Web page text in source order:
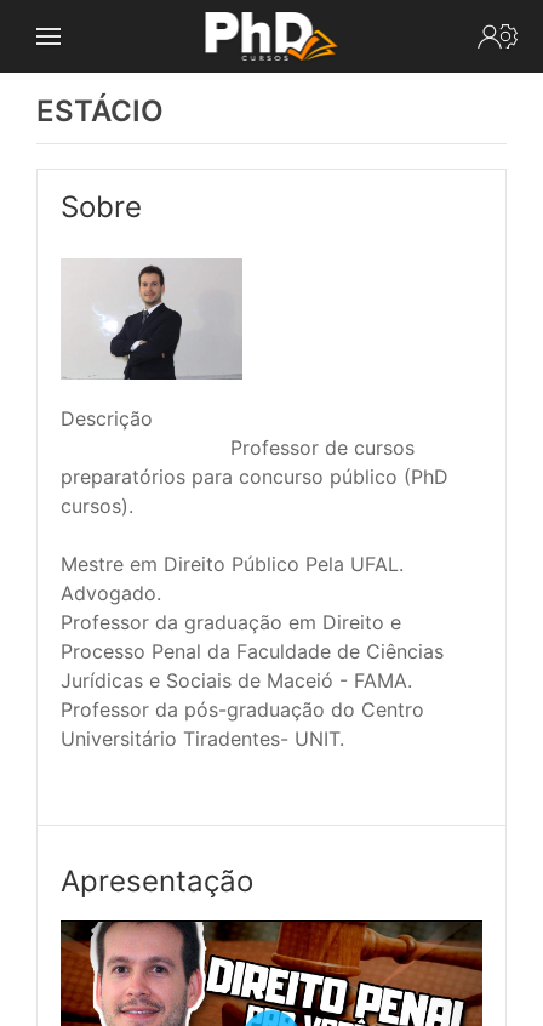
ESTÁCIO
Sobre
Descrição
preparatórios para concurso público (PhD
cursos).
Mestre em Direito Público Pela UFAL.
Advogado.
Professor da graduação em Direito e
Processo Penal da Faculdade de Ciências
Jurídicas e Sociais de Maceió - FAMA.
Professor da pós-graduação do Centro
Universitário Tiradentes- UNIT.
Apresentação